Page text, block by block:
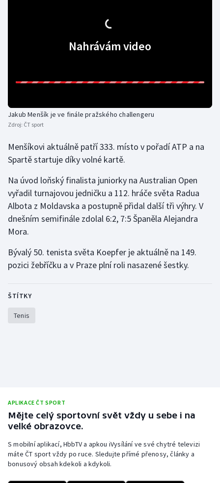
Jezdectví
Krasobruslení
Lezení
Lyže a snowboard
Moderní pětiboj
Motorsport
Rychlostní kanoistika
Short track
Sportovní střelba
Nahrávám video
Jakub Menšík je ve finále pražského challengeru
Zdroj: ČT sport
Menšíkovi aktuálně patří 333. místo v pořadí ATP a na
Spartě startuje díky volné kartě.
Na úvod loňský finalista juniorky na Australian Open
vyřadil turnajovou jedničku a 112. hráče světa Radua
Albota z Moldavska a postupně přidal další tři výhry. V
dnešním semifinále zdolal 6:2, 7:5 Španěla Alejandra
Mora.
Bývalý 50. tenista světa Koepfer je aktuálně na 149.
pozici žebříčku a v Praze plní roli nasazené šestky.
ŠTÍTKY
Tenis
APLIKACE ČT SPORT
Mějte celý sportovní svět vždy u sebe i na
velké obrazovce.
S mobilní aplikací, HbbTV a apkou iVysílání ve své chytré televizi
máte ČT sport vždy po ruce. Sledujte přímé přenosy, články a
bonusový obsah kdekoli a kdykoli.